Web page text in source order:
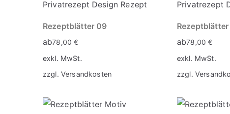
Rezeptblätter 09
ab78,00€
exkl. MwSt.
zzgl. Versandkosten
Rezeptblätter
ab78,00€
exkl. MwSt.
zzgl.